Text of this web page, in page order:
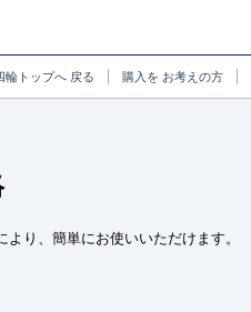
輪トップへ 戻る 購入を お考えの方
り、簡単にお使いいただけます。